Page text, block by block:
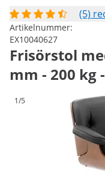
(5)
Artikelnummer:
EX10040627
Frisörstol
mm - 200 kg
1/5